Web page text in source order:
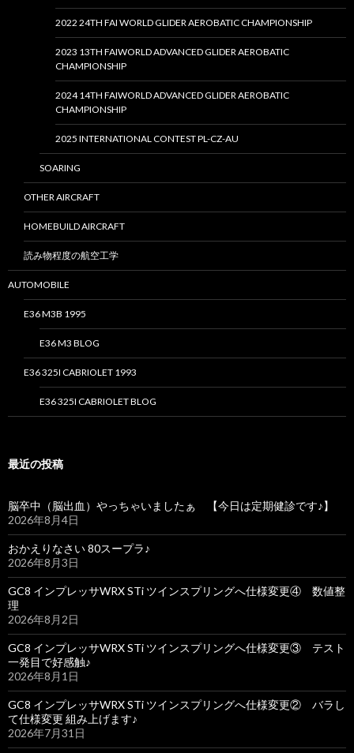
2022 24TH FAI WORLD GLIDER AEROBATIC CHAMPIONSHIP
2023 13TH FAIWORLD ADVANCED GLIDER AEROBATIC
CHAMPIONSHIP
2024 14TH FAIWORLD ADVANCED GLIDER AEROBATIC
CHAMPIONSHIP
2025 INTERNATIONAL CONTEST PL-CZ-AU
SOARING
OTHER AIRCRAFT
HOMEBUILD AIRCRAFT
読み物程度の航空工学
AUTOMOBILE
E36 M3B 1995
E36 M3 BLOG
E36 325I CABRIOLET 1993
E36 325I CABRIOLET BLOG
最近の投稿
脳卒中（脳出血）やっちゃいましたぁ 【今日は定期健診です♪】
2026年8月4日
おかえりなさい 80スープラ♪
2026年8月3日
GC8 インプレッサWRX STi ツインスプリングへ仕様変更④ 数値整
理
2026年8月2日
GC8 インプレッサWRX STi ツインスプリングへ仕様変更③ テスト
一発目で好感触♪
2026年8月1日
GC8 インプレッサWRX STi ツインスプリングへ仕様変更② バラし
て仕様変更 組み上げます♪
2026年7月31日